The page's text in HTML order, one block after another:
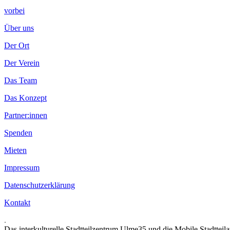
vorbei
Über uns
Der Ort
Der Verein
Das Team
Das Konzept
Partner:innen
Spenden
Mieten
Impressum
Datenschutzerklärung
Kontakt
.